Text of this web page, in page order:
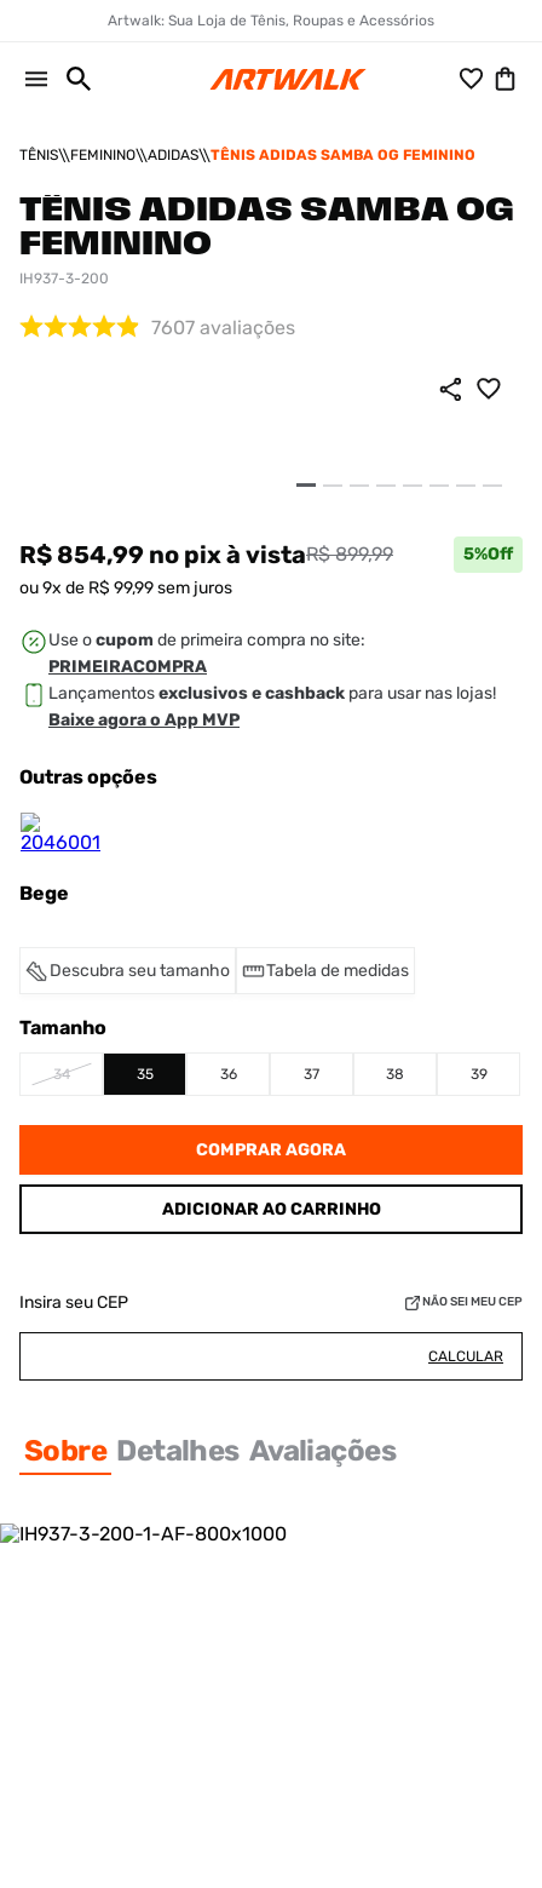
Artwalk: Sua Loja de Tênis, Roupas e Acessórios
TÊNIS FEMININO ADIDAS TÊNIS ADIDAS SAMBA OG FEMININO
TÊNIS ADIDAS SAMBA OG
FEMININO
IH937-3-200
7607 avaliações
R$ 854,99 no pixà vistaR$ 899,99 5%Off
ou9x de R$ 99,99sem juros
Use ocupom de primeira compra no site:
PRIMEIRACOMPRA
Lançamentosexclusivos e cashback para usar nas lojas!
Baixe agora o App MVP
Outras opções
Bege
Descubra seu tamanho Tabela de medidas
Tamanho
34 35 36 37 38 39
COMPRAR AGORA
ADICIONAR AO CARRINHO
Insira seu CEP NÃO SEI MEU CEP
CALCULAR
Sobre Detalhes Avaliações